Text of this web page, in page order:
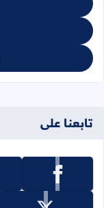
تابعنا على
تابعنا على facebook